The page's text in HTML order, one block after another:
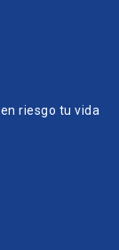
riesgo tu vida